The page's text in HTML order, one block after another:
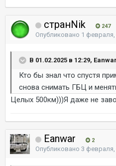
странNik 247
Опубликовано 1 февраля,
В 01.02.2025 в 12:29,
Кто бы знал что спустя
снова снимать ГБЦ и
Целых 500км)))Я даже не
Eanwar 2
Опубликовано 3 февраля,